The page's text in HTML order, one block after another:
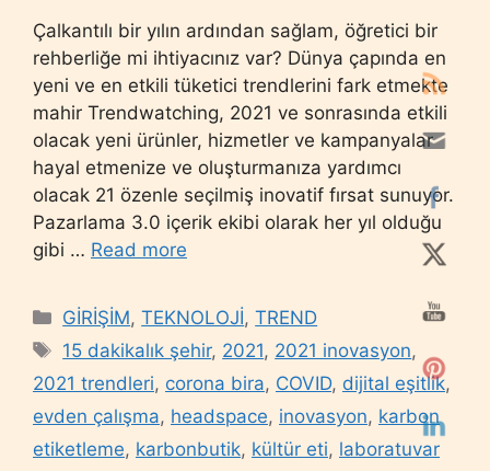
Çalkantılı bir yılın ardından sağlam, öğretici bir
rehberliğe mi ihtiyacınız var? Dünya çapında en
yeni ve en etkili tüketici trendlerini fark etmekte
mahir Trendwatching, 2021 ve sonrasında etkili
olacak yeni ürünler, hizmetler ve kampanyalar
hayal etmenize ve oluşturmanıza yardımcı
olacak 21 özenle seçilmiş inovatif fırsat sunuyor.
Pazarlama 3.0 içerik ekibi olarak her yıl olduğu
gibi … Read more
Categories
GİRİŞİM,TEKNOLOJİ,TREND
Tags
15 dakikalık şehir, 2021, 2021 inovasyon,
2021 trendleri, corona bira, COVID, dijital eşitlik,
evden çalışma, headspace, inovasyon, karbon
etiketleme, karbonbutik, kültür eti, laboratuvar